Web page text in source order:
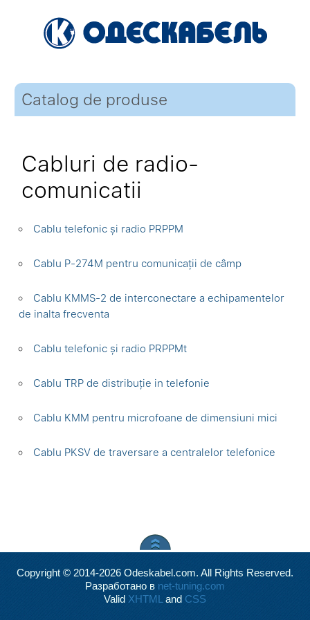
Catalog de produse
Cabluri de radio-
comunicatii
Cablu telefonic și radio PRPPM
Cablu P-274M pentru comunicații de câmp
Cablu KMMS-2 de interconectare a echipamentelor
de inalta frecventa
Cablu telefonic și radio PRPPMt
Cablu TRP de distribuție in telefonie
Cablu KMM pentru microfoane de dimensiuni mici
Cablu PKSV de traversare a centralelor telefonice
Copyright © 2014-2026 Odeskabel.com. All Rights Reserved.
Разработано в net-tuning.com
Valid XHTML and CSS